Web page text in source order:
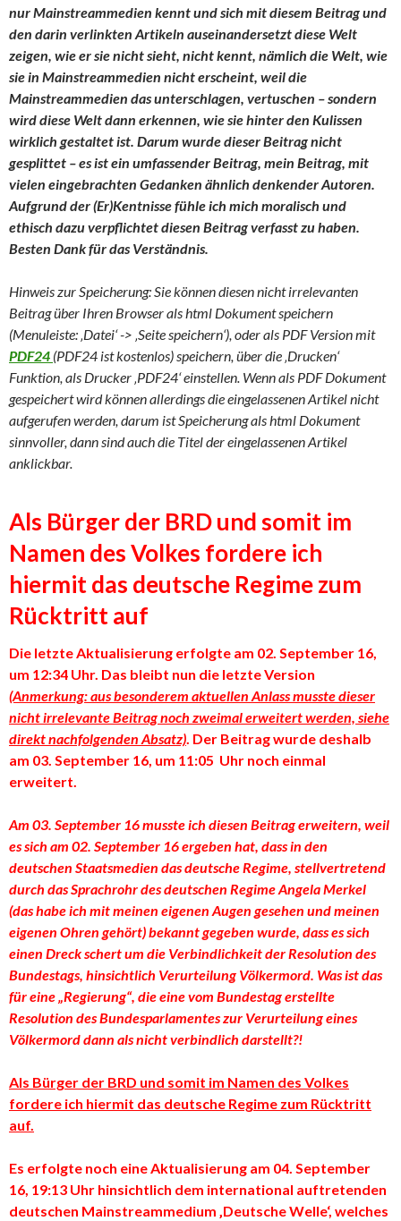
nur Mainstreammedien kennt und sich mit diesem Beitrag und
den darin verlinkten Artikeln auseinandersetzt diese Welt
zeigen, wie er sie nicht sieht, nicht kennt, nämlich die Welt, wie
sie in Mainstreammedien nicht erscheint, weil die
Mainstreammedien das unterschlagen, vertuschen – sondern
wird diese Welt dann erkennen, wie sie hinter den Kulissen
wirklich gestaltet ist. Darum wurde dieser Beitrag nicht
gesplittet – es ist ein umfassender Beitrag, mein Beitrag, mit
vielen eingebrachten Gedanken ähnlich denkender Autoren.
Aufgrund der (Er)Kentnisse fühle ich mich moralisch und
ethisch dazu verpflichtet diesen Beitrag verfasst zu haben.
Besten Dank für das Verständnis.
Hinweis zur Speicherung: Sie können diesen nicht irrelevanten
Beitrag über Ihren Browser als html Dokument speichern
(Menuleiste: ‚Datei‘ -> ‚Seite speichern‘), oder als PDF Version mit
PDF24 (PDF24 ist kostenlos) speichern, über die ‚Drucken‘
Funktion, als Drucker ‚PDF24‘ einstellen. Wenn als PDF Dokument
gespeichert wird können allerdings die eingelassenen Artikel nicht
aufgerufen werden, darum ist Speicherung als html Dokument
sinnvoller, dann sind auch die Titel der eingelassenen Artikel
anklickbar.
Als Bürger der BRD und somit im
Namen des Volkes fordere ich
hiermit das deutsche Regime zum
Rücktritt auf
Die letzte Aktualisierung erfolgte am 02. September 16,
um 12:34 Uhr. Das bleibt nun die letzte Version
(Anmerkung: aus besonderem aktuellen Anlass musste dieser
nicht irrelevante Beitrag noch zweimal erweitert werden, siehe
direkt nachfolgenden Absatz). Der Beitrag wurde deshalb
am 03. September 16, um 11:05 Uhr noch einmal
erweitert.
Am 03. September 16 musste ich diesen Beitrag erweitern, weil
es sich am 02. September 16 ergeben hat, dass in den
deutschen Staatsmedien das deutsche Regime, stellvertretend
durch das Sprachrohr des deutschen Regime Angela Merkel
(das habe ich mit meinen eigenen Augen gesehen und meinen
eigenen Ohren gehört) bekannt gegeben wurde, dass es sich
einen Dreck schert um die Verbindlichkeit der Resolution des
Bundestags, hinsichtlich Verurteilung Völkermord. Was ist das
für eine „Regierung“, die eine vom Bundestag erstellte
Resolution des Bundesparlamentes zur Verurteilung eines
Völkermord dann als nicht verbindlich darstellt?!
Als Bürger der BRD und somit im Namen des Volkes
fordere ich hiermit das deutsche Regime zum Rücktritt
auf.
Es erfolgte noch eine Aktualisierung am 04. September
16, 19:13 Uhr hinsichtlich dem international auftretenden
deutschen Mainstreammedium ‚Deutsche Welle‘, welches